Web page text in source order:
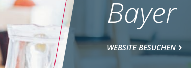
Bayer
WEBSITE BESUCHEN